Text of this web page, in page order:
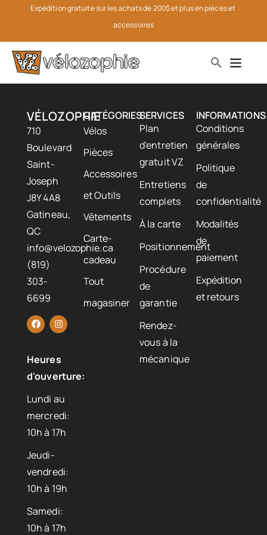
Expédition gratuite sur les achats de 200$ et plus en pièces et
accessoires
VÉLOZOPHIE
710
Boulevard
Saint-
Joseph
J8Y 4A8
Gatineau,
QC
info@velozophie.ca
(819)
303-
6699
Heures
d'ouverture:
Lundi au
mercredi:
10h à 17h
Jeudi-
vendredi:
10h à 19h
Samedi:
10h à 17h
CATÉGORIES
Vélos
Pièces
Accessoires
et Outils
Vêtements
Carte-
cadeau
Tout
magasiner
SERVICES
Plan
d'entretien
gratuit VZ
Entretiens
complets
À la carte
Positionnement
Procédure
de
garantie
Rendez-
vous à la
mécanique
INFORMATIONS
Conditions
générales
Politique
de
confidentialité
Modalités
de
paiement
Expédition
et retours